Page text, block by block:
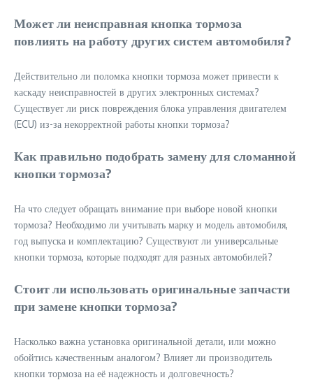
Может ли неисправная кнопка тормоза
повлиять на работу других систем автомобиля?
Действительно ли поломка кнопки тормоза может привести к
каскаду неисправностей в других электронных системах?
Существует ли риск повреждения блока управления двигателем
(ECU) из-за некорректной работы кнопки тормоза?
Как правильно подобрать замену для сломанной
кнопки тормоза?
На что следует обращать внимание при выборе новой кнопки
тормоза? Необходимо ли учитывать марку и модель автомобиля,
год выпуска и комплектацию? Существуют ли универсальные
кнопки тормоза, которые подходят для разных автомобилей?
Стоит ли использовать оригинальные запчасти
при замене кнопки тормоза?
Насколько важна установка оригинальной детали, или можно
обойтись качественным аналогом? Влияет ли производитель
кнопки тормоза на её надежность и долговечность?